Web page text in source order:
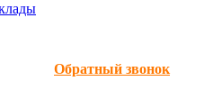
Обратный звонок